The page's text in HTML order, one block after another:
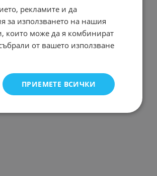
рекламите и да
за използването на нашия
които може да я комбинират
от вашето използване
ПРИЕМЕТЕ ВСИЧКИ